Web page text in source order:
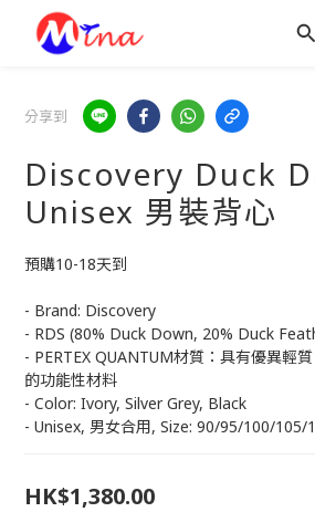
分享到
Discovery Duck
Unisex 男裝背心
預購10-18天到
- Brand: Discovery
- RDS (80% Duck Down, 20% Duck
- PERTEX QUANTUM材質：具有優異輕
的功能性材料
- Color: Ivory, Silver Grey, Black
- Unisex, 男女合用, Size: 90/95/100/105/
HK$1,380.00